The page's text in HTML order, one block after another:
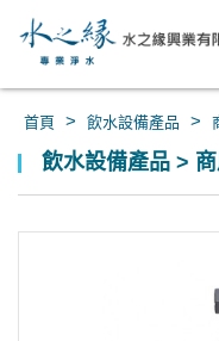
首頁 > 飲水設備產品 >
飲水設備產品 >